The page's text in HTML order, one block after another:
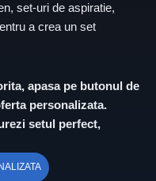
set-uri de aspiratie,
a crea un set
apasa pe butonul de
personalizata.
setul perfect,